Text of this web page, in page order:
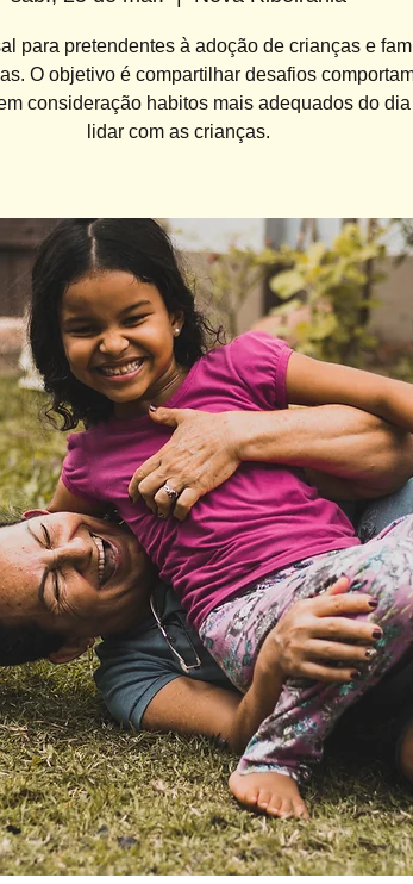
para pretendentes à adoção de crianças e
O objetivo é compartilhar desafios
consideração habitos mais adequados do
lidar com as crianças.